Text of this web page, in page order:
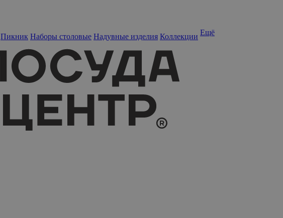
Пикник Наборы столовые Надувные изделия Коллекции Ещё